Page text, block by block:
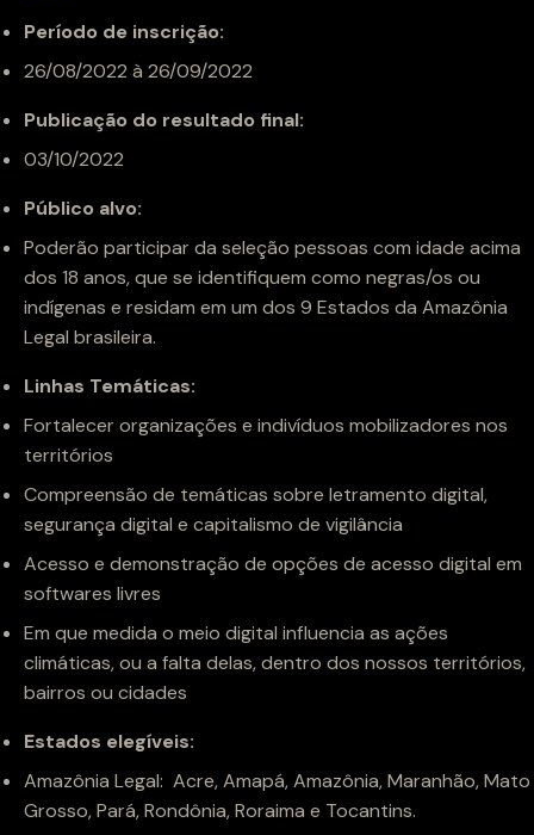
Período de inscrição:
26/08/2022 à 26/09/2022
Publicação do resultado final:
03/10/2022
Público alvo:
Poderão participar da seleção pessoas com idade acima
dos 18 anos, que se identifiquem como negras/os ou
indígenas e residam em um dos 9 Estados da Amazônia
Legal brasileira.
Linhas Temáticas:
Fortalecer organizações e indivíduos mobilizadores nos
territórios
Compreensão de temáticas sobre letramento digital,
segurança digital e capitalismo de vigilância
Acesso e demonstração de opções de acesso digital em
softwares livres
Em que medida o meio digital influencia as ações
climáticas, ou a falta delas, dentro dos nossos territórios,
bairros ou cidades
Estados elegíveis:
Amazônia Legal: Acre, Amapá, Amazônia, Maranhão, Mato
Grosso, Pará, Rondônia, Roraima e Tocantins.